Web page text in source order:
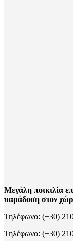
Μεγάλη ποικιλία
παράδοση στον
Τηλέφωνο: (+30)
Τηλέφωνο: (+30)